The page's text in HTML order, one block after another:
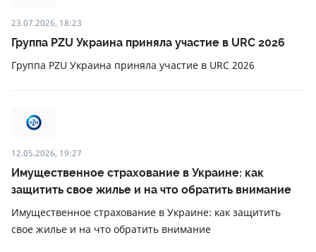
23.07.2026, 18:23
Группа PZU Украина приняла участие в URC 2026
Группа PZU Украина приняла участие в URC 2026
12.05.2026, 19:27
Имущественное страхование в Украине: как
защитить свое жилье и на что обратить внимание
Имущественное страхование в Украине: как защитить
свое жилье и на что обратить внимание